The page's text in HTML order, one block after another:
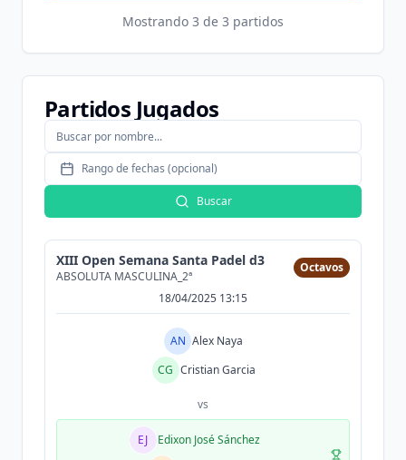
Mostrando 3 de 3 partidos
Partidos Jugados
Rango de fechas (opcional)
Buscar
XIII Open Semana Santa Padel d3
ABSOLUTA MASCULINA_2ª
Octavos
18/04/2025 13:15
AN Alex Naya
CG Cristian Garcia
vs
EJ
Edixon José Sánchez